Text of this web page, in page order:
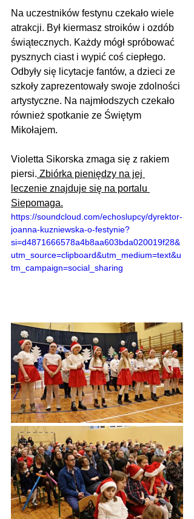
Na uczestników festynu czekało wiele
atrakcji. Był kiermasz stroików i ozdób
świątecznych. Każdy mógł spróbować
pysznych ciast i wypić coś ciepłego.
Odbyły się licytacje fantów, a dzieci ze
szkoły zaprezentowały swoje zdolności
artystyczne. Na najmłodszych czekało
również spotkanie ze Świętym
Mikołajem.
Violetta Sikorska zmaga się z rakiem
piersi. Zbiórka pieniędzy na jej
leczenie znajduje się na portalu
Siepomaga.
https://soundcloud.com/echoslupcy/dyrektor-
joanna-kuzniewska-o-festynie?
si=d4871666578a4b8aa603bda020019f28&
utm_source=clipboard&utm_medium=text&u
tm_campaign=social_sharing